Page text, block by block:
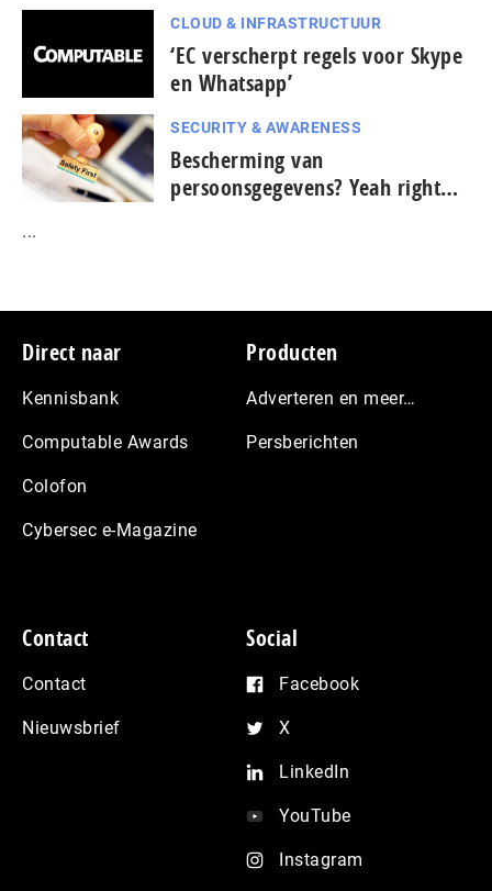
CLOUD & INFRASTRUCTUUR
‘EC verscherpt regels voor Skype
en Whatsapp’
SECURITY & AWARENESS
Bescherming van
persoonsgegevens? Yeah right…
...
Footer
Direct naar
Kennisbank
Computable Awards
Colofon
Cybersec e-Magazine
Producten
Adverteren en meer…
Persberichten
Contact
Contact
Nieuwsbrief
Social
Facebook
X
LinkedIn
YouTube
Instagram